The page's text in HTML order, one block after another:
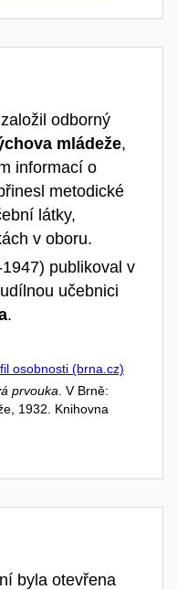
odborný
mládeže,
informací o
metodické
látky,
v oboru.
publikoval v
učebnici
.
osobnosti (brna.cz)
prvouka . V Brně:
1932. Knihovna
byla otevřena